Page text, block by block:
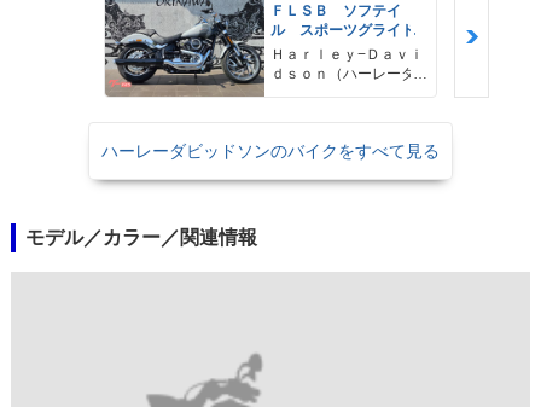
ＦＬＳＢ ソフテイ
ル スポーツグライド
Ｈａｒｌｅｙ−Ｄａｖｉ
ｄｓｏｎ（ハーレーダ
ハーレーダビッドソンのバイクをすべて見る
モデル／カラー／関連情報